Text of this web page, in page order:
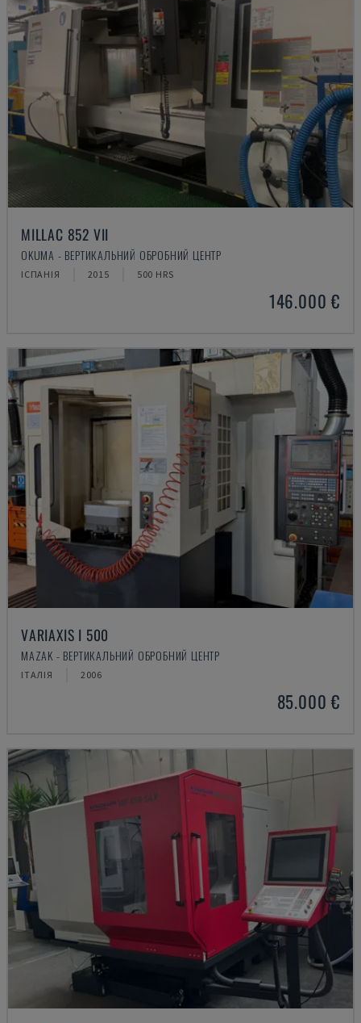
MILLAC 852 VII
OKUMA - ВЕРТИКАЛЬНИЙ ОБРОБНИЙ ЦЕНТР
ІСПАНІЯ 2015 500 HRS
146.000 €
VARIAXIS I 500
MAZAK - ВЕРТИКАЛЬНИЙ ОБРОБНИЙ ЦЕНТР
ІТАЛІЯ 2006
85.000 €